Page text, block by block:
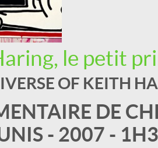
le petit
OF KEITH
DE
- 2007 -